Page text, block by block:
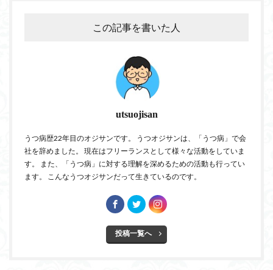
この記事を書いた人
utsuojisan
うつ病歴22年目のオジサンです。 うつオジサンは、「うつ病」で会
社を辞めました。 現在はフリーランスとして様々な活動をしていま
す。 また、「うつ病」に対する理解を深めるための活動も行ってい
ます。 こんなうつオジサンだって生きているのです。
投稿一覧へ